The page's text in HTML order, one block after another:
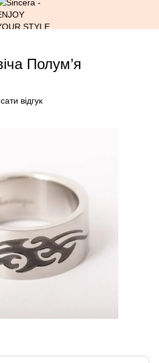
Полум’я
відгук